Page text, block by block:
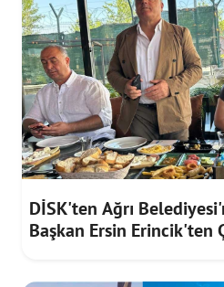
DİSK'ten Ağrı
Başkan Ersin Erincik'ten